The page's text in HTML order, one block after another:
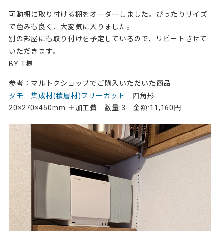
可動棚に取り付ける棚をオーダーしました。ぴったりサイズ
で色みも良く、大変気に入りました。
別の部屋にも取り付けを予定しているので、リピートさせて
いただきます。
BY T様
参考：マルトクショップでご購入いただいた商品
タモ 集成材(積層材)フリーカット
四角形
20×270×450mm ＋加工費 数量:3 金額:11,160円